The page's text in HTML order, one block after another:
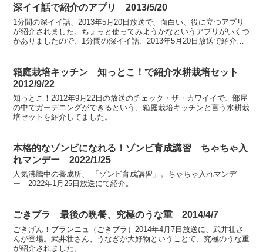
深イイ話で紹介のアプリ 2013/5/20
1分間の深イイ話、2013年5月20日放送で、面白い、役に立つアプリ
が紹介されました。ちょっと使ってみようかなというアプリがいくつ
かありましたので、1分間の深イイ話、2013年5月20日放送で紹介の
箱庭栽培キッチン 知っとこ！で紹介水耕栽培セット
2012/9/22
知っとこ！2012年9月22日の放送のチェック・ザ・カワイイで、部屋
の中でガーデニングができるという、箱庭栽培キッチンと言う水耕栽
培セットを紹介してました。
本格的なゾンビになれる！ゾンビ育成講習 ちゃちゃ入
れマンデー 2022/1/25
人気沸騰中の養成所、 「ゾンビ育成講習」。ちゃちゃ入れマンデ
ー 2022年1月25日放送にて紹介。
ごきブラ 最後の晩餐、究極のうな重 2014/4/7
ごきげん！ブランニュ（ごきブラ）2014年4月7日放送に、武井壮さ
んが登場。武井壮さん、うなぎが大好物ということで、究極のうな重
が紹介されました。